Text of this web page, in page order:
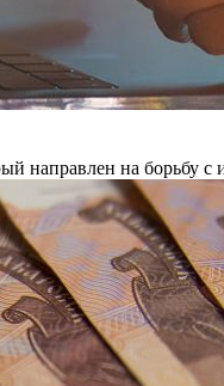
направлен на